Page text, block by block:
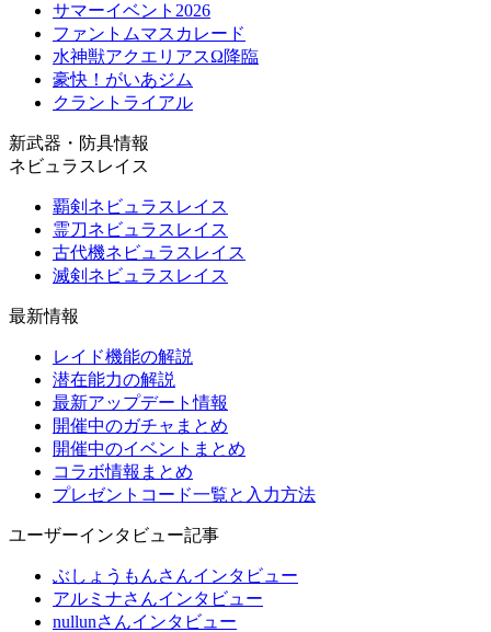
サマーイベント2026
ファントムマスカレード
水神獣アクエリアスΩ降臨
豪快！がいあジム
クラントライアル
新武器・防具情報
ネビュラスレイス
覇剣ネビュラスレイス
霊刀ネビュラスレイス
古代機ネビュラスレイス
滅剣ネビュラスレイス
最新情報
レイド機能の解説
潜在能力の解説
最新アップデート情報
開催中のガチャまとめ
開催中のイベントまとめ
コラボ情報まとめ
プレゼントコード一覧と入力方法
ユーザーインタビュー記事
ぶしょうもんさんインタビュー
アルミナさんインタビュー
nullunさんインタビュー